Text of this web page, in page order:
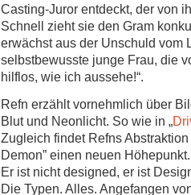
Casting-Juror entdeckt, der von
Schnell zieht sie den Gram
erwächst aus der Unschuld vom
selbstbewusste junge Frau, die
hilflos, wie ich aussehe!“.
Refn erzählt vornehmlich über
Blut und Neonlicht. So wie in „
Zugleich findet Refns
Demon” einen neuen
Er ist nicht designed, er ist
Die Typen. Alles. Angefangen